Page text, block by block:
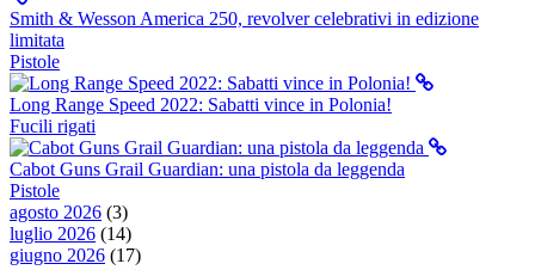
Smith & Wesson America 250, revolver celebrativi in edizione
limitata
Pistole
Long Range Speed 2022: Sabatti vince in Polonia!
Fucili rigati
Cabot Guns Grail Guardian: una pistola da leggenda
Pistole
agosto 2026 (3)
luglio 2026 (14)
giugno 2026 (17)